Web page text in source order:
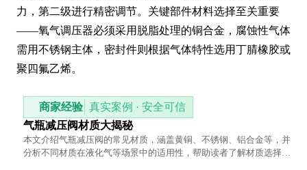
力，第二级进行精密调节。关键部件材料选择至关重要
——氧气调压器必须采用脱脂处理的铜合金，腐蚀性气体
需用不锈钢主体，密封件则根据气体特性选用丁腈橡胶或
聚四氟乙烯。
商家经验 真实案例 · 安全可信
气瓶减压阀材质大揭秘
本文介绍气瓶减压阀的常见材质，涵盖黄铜、不锈钢、铝合金等，并
分析不同材质在液化气等场景中的适用性，帮助读者了解材质选择的